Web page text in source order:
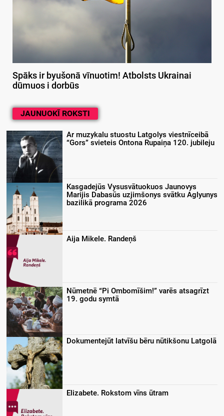
Spāks ir byušonā vīnuotim! Atbolsts Ukrainai
dūmuos i dorbūs
JAUNUOKĪ ROKSTI
Ar muzykalu stuostu Latgolys viestnīceibā
“Gors” svieteis Ontona Rupaiņa 120. jubileju
Kasgadejūs Vysusvātuokuos Jaunovys
Marijis Dabasūs uzjimšonys svātku Aglyunys
bazilikā programa 2026
Aija Mikele. Randeņš
Nūmetnē “Pi Ombomīšim!” varēs atsagrīzt
19. godu symtā
Dokumentejūt latvīšu bēru nūtikšonu Latgolā
Elizabete. Rokstom vīns ūtram